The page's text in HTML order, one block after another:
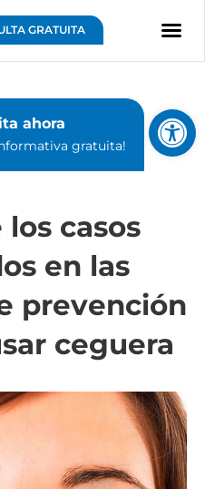
Abrir
GRATUITA
ahora
gratuita!⁣
los casos
en las
prevención
ceguera